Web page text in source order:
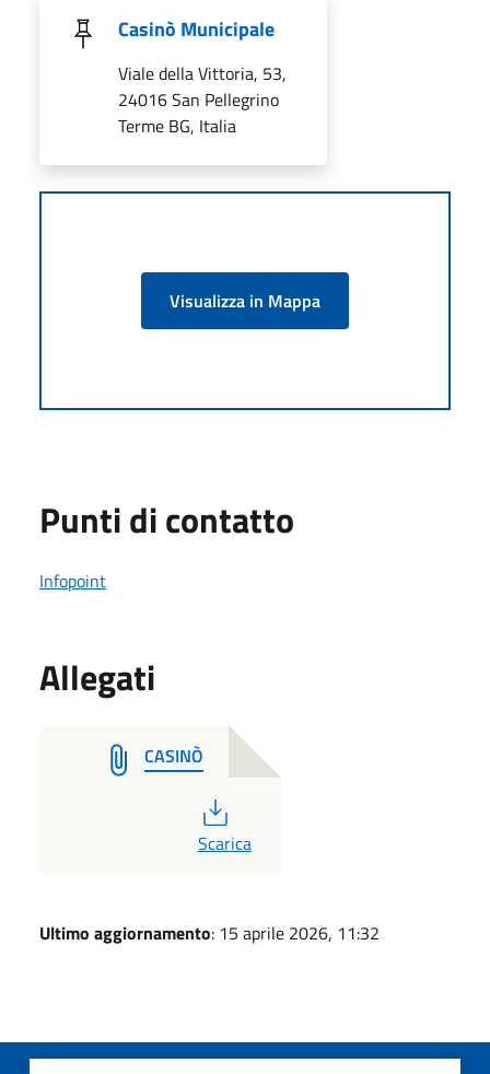
Casinò Municipale
Viale della Vittoria, 53,
24016 San Pellegrino
Terme BG, Italia
Visualizza in Mappa
Punti di contatto
Infopoint
Allegati
CASINÒ
PDF
Scarica
Ultimo aggiornamento: 15 aprile 2026, 11:32